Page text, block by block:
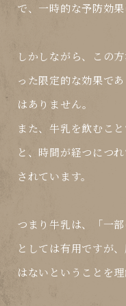
で、 一時的な予防効果
しかしながら、この
った限定的な効果であ
はありません。
また、牛乳を飲むこ
と、時間が経つにつ
されています。
つまり牛乳は、「一
としては有用ですが、
はない ということを